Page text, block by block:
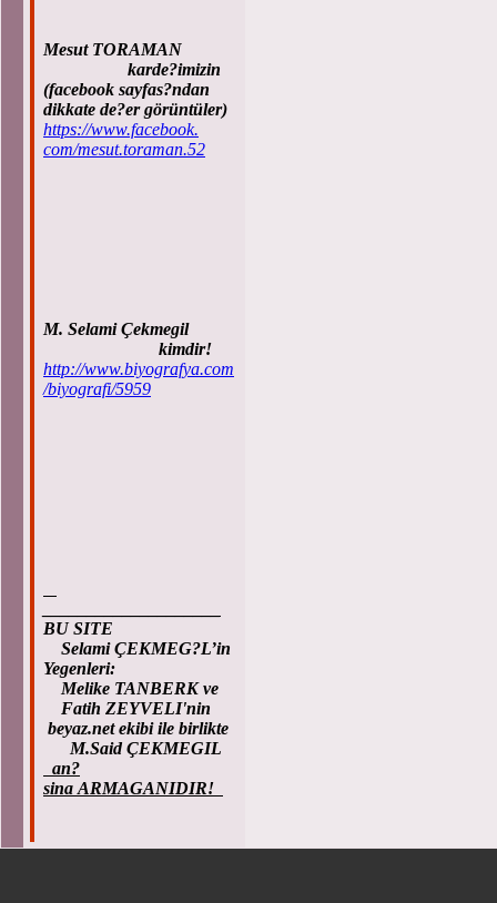
Mesut TORAMAN
karde?imizin
(facebook sayfas?ndan
dikkate de?er görüntüler)
https://www.facebook.
com/mesut.toraman.52
M. Selami Çekmegil
kimdir!
http://www.biyografya.com
/biyografi/5959
BU SITE
Selami ÇEKMEG?L’in
Yegenleri:
Melike TANBERK ve
Fatih ZEYVELI'nin
beyaz.net ekibi ile birlikte
M.Said ÇEKMEGIL
an?
sina ARMAGANIDIR!